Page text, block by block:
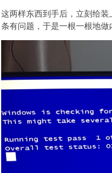
这两样东西到手后，立刻给
条有问题，于是一根一根地做